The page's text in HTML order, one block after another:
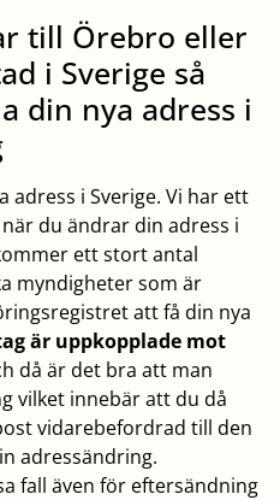
till Örebro eller
i Sverige så
din nya adress i
adress i Sverige. Vi har ett
du ändrar din adress i
ett stort antal
myndigheter som är
att få din nya
är uppkopplade mot
då är det bra att man
vilket innebär att du då
vidarebefordrad till den
adressändring.
fall även för eftersändning